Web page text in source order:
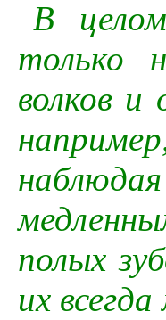
В
только
волков и
полых
их